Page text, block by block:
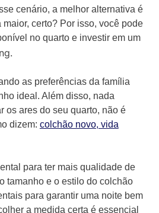
cenário, a melhor alternativa é
maior, certo? Por isso, você pode
no quarto e investir em um
as preferências da família
ideal. Além disso, nada
os ares do seu quarto, não é
dizem: colchão novo, vida
para ter mais qualidade de
tamanho e o estilo do colchão
para garantir uma noite bem
a medida certa é essencial